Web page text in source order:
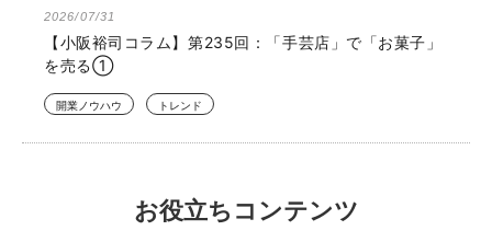
2026/07/31
【小阪裕司コラム】第235回：「手芸店」で「お菓子」
を売る①
開業ノウハウ トレンド
お役立ちコンテンツ